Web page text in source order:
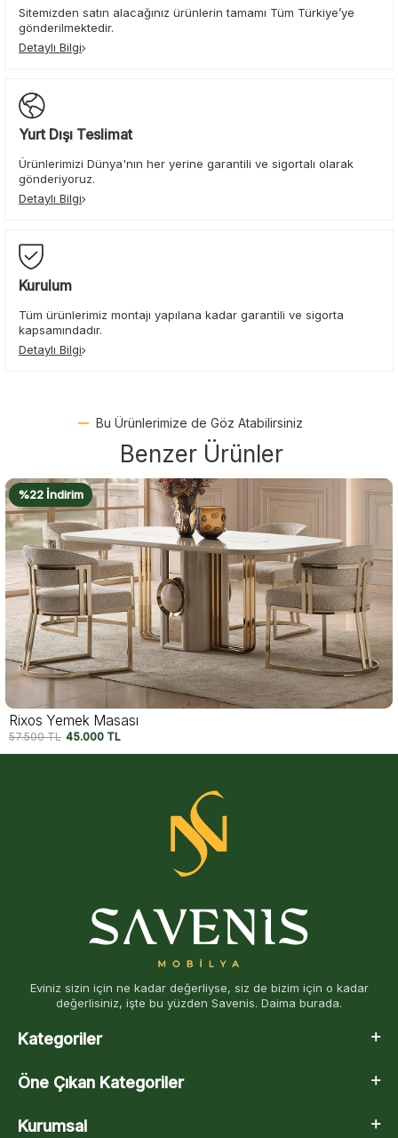
Sitemizden satın alacağınız ürünlerin tamamı Tüm Türkiye’ye
gönderilmektedir.
Detaylı Bilgi
Yurt Dışı Teslimat
Ürünlerimizi Dünya'nın her yerine garantili ve sigortalı olarak
gönderiyoruz.
Detaylı Bilgi
Kurulum
Tüm ürünlerimiz montajı yapılana kadar garantili ve sigorta
kapsamındadır.
Detaylı Bilgi
Bu Ürünlerimize de Göz Atabilirsiniz
Benzer Ürünler
%22 İndirim
Rixos Yemek Masası
57.500TL 45.000 TL
Eviniz sizin için ne kadar değerliyse, siz de bizim için o kadar
değerlisiniz, işte bu yüzden Savenis. Daima burada.
Kategoriler
Öne Çıkan Kategoriler
Kurumsal